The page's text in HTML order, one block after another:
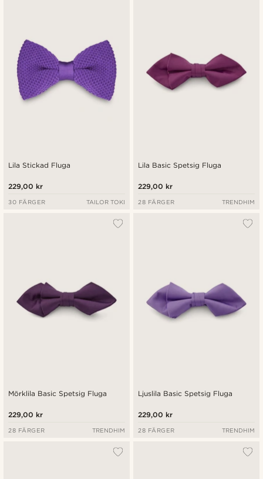
Lila Stickad Fluga
229,00 kr
30 FÄRGER TAILOR TOKI
Lila Basic Spetsig Fluga
229,00 kr
28 FÄRGER TRENDHIM
Mörklila Basic Spetsig Fluga
229,00 kr
28 FÄRGER TRENDHIM
Ljuslila Basic Spetsig Fluga
229,00 kr
28 FÄRGER TRENDHIM